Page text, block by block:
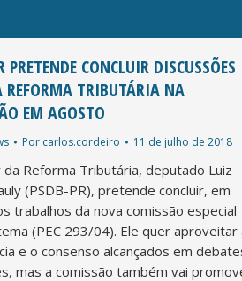
PRETENDE CONCLUIR DISCUSSÕES
REFORMA TRIBUTÁRIA NA
EM AGOSTO
Por carlos.cordeiro 11 de julho de 2018
Reforma Tributária, deputado Luiz
(PSDB-PR), pretende concluir, em
trabalhos da nova comissão especial
(PEC 293/04). Ele quer aproveitar
e o consenso alcançados em
mas a comissão também vai